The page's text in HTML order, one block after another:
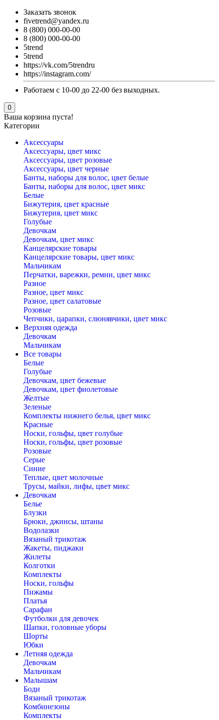
Заказать звонок
fivetrend@yandex.ru
8 (800) 000-00-00
8 (800) 000-00-00
5trend
5trend
https://vk.com/5trendru
https://instagram.com/
Работаем с 10-00 до 22-00 без выходных.
0
Ваша корзина пуста!
Категории
Аксессуары
Аксессуары, цвет микс
Аксессуары, цвет розовые
Аксессуары, цвет черные
Банты, наборы для волос, цвет белые
Банты, наборы для волос, цвет микс
Белые
Бижутерия, цвет красные
Бижутерия, цвет микс
Голубые
Девочкам
Девочкам, цвет микс
Канцелярские товары
Канцелярские товары, цвет микс
Мальчикам
Перчатки, варежки, ремни, цвет микс
Разное
Разное, цвет микс
Разное, цвет салатовые
Розовые
Чепчики, царапки, слюнявчики, цвет микс
Верхняя одежда
Девочкам
Мальчикам
Все товары
Белые
Голубые
Девочкам, цвет бежевые
Девочкам, цвет фиолетовые
Желтые
Зеленые
Комплекты нижнего белья, цвет микс
Красные
Носки, гольфы, цвет голубые
Носки, гольфы, цвет розовые
Розовые
Серые
Синие
Теплые, цвет молочные
Трусы, майки, лифы, цвет микс
Девочкам
Белье
Блузки
Брюки, джинсы, штаны
Водолазки
Вязаный трикотаж
Жакеты, пиджаки
Жилеты
Колготки
Комплекты
Носки, гольфы
Пижамы
Платья
Сарафан
Футболки для девочек
Шапки, головные уборы
Шорты
Юбки
Летняя одежда
Девочкам
Мальчикам
Малышам
Боди
Вязаный трикотаж
Комбинезоны
Комплекты